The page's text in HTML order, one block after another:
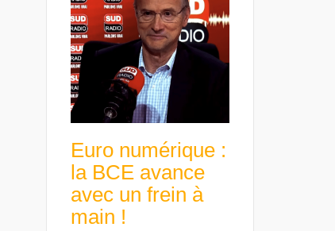
Euro numérique :
la BCE avance
avec un frein à
main !